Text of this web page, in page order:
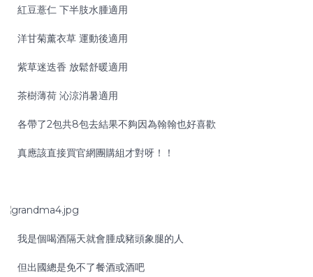
紅豆薏仁 下半肢水腫適用
洋甘菊薰衣草 運動後適用
紫草迷迭香 放鬆舒暖適用
茶樹薄荷 沁涼消暑適用
各帶了2包共8包去結果不夠因為翰翰也好喜歡
真應該直接買官網團購組才對呀！！
我是個喝酒隔天就會腫成豬頭象腿的人
但出國總是免不了餐酒或酒吧